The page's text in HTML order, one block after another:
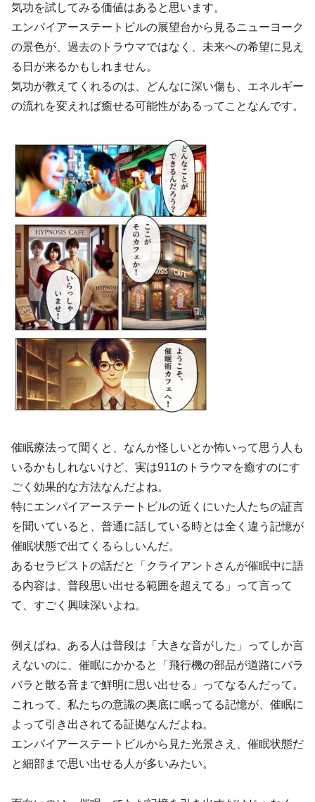
気功を試してみる価値はあると思います。
エンパイアーステートビルの展望台から見るニューヨーク
の景色が、過去のトラウマではなく、未来への希望に見え
る日が来るかもしれません。
気功が教えてくれるのは、どんなに深い傷も、エネルギー
の流れを変えれば癒せる可能性があるってことなんです。
催眠療法って聞くと、なんか怪しいとか怖いって思う人も
いるかもしれないけど、実は911のトラウマを癒すのにす
ごく効果的な方法なんだよね。
特にエンパイアーステートビルの近くにいた人たちの証言
を聞いていると、普通に話している時とは全く違う記憶が
催眠状態で出てくるらしいんだ。
あるセラピストの話だと「クライアントさんが催眠中に語
る内容は、普段思い出せる範囲を超えてる」って言って
て、すごく興味深いよね。
例えばね、ある人は普段は「大きな音がした」ってしか言
えないのに、催眠にかかると「飛行機の部品が道路にバラ
バラと散る音まで鮮明に思い出せる」ってなるんだって。
これって、私たちの意識の奥底に眠ってる記憶が、催眠に
よって引き出されてる証拠なんだよね。
エンパイアーステートビルから見た光景さえ、催眠状態だ
と細部まで思い出せる人が多いみたい。